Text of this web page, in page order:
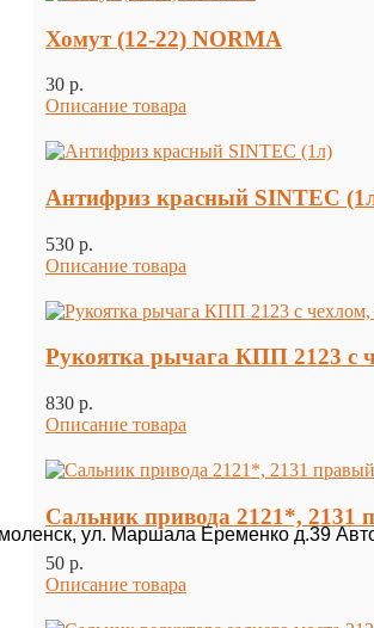
ул. Маршала Еременко д.39
Хомут (12-22) NORMA
30 p.
Описание товара
Антифриз красный SINTEC
530 p.
Описание товара
Рукоятка рычага КПП 2123 с
830 p.
Описание товара
Сальник привода 2121*, 2131
50 p.
Описание товара